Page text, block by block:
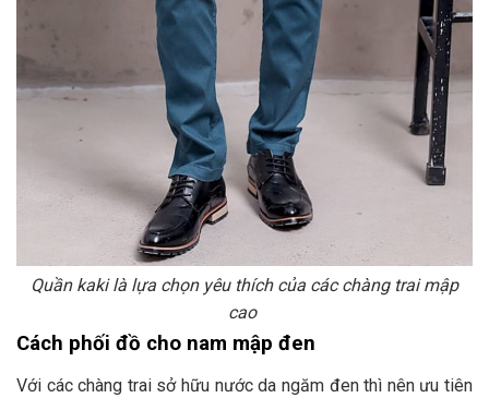
Quần kaki là lựa chọn yêu thích của các chàng trai mập
cao
Cách phối đồ cho nam mập đen
Với các chàng trai sở hữu nước da ngăm đen thì nên ưu tiên